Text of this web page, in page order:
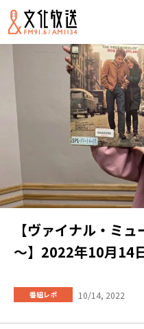
【ヴァイナル・ミ
～】2022年10月14
番組レポ 10/14, 2022